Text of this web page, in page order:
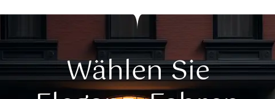
Wählen Sie